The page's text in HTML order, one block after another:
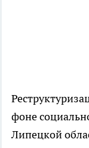
фоне
Липецкой